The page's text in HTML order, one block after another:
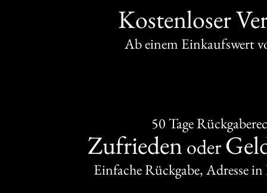
Kostenloser
Ab einem Einkaufswert
50 Tage
Zufrieden oder
Einfache Rückgabe, Adresse